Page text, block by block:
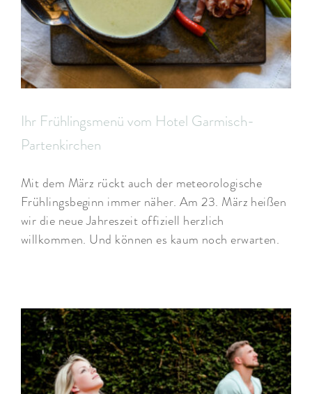
Ihr Frühlingsmenü vom Hotel Garmisch-
Partenkirchen
Mit dem März rückt auch der meteorologische
Frühlingsbeginn immer näher. Am 23. März heißen
wir die neue Jahreszeit offiziell herzlich
willkommen. Und können es kaum noch erwarten.